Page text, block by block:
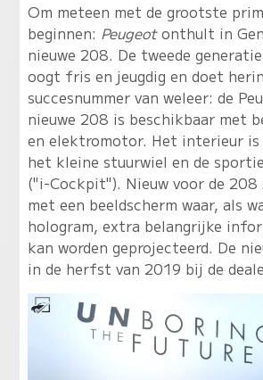
Om meteen met de grootste
beginnen: Peugeotonthult in
nieuwe 208. De tweede
oogt fris en jeugdig en doet
succesnummer van weleer: de
nieuwe 208 is beschikbaar met
en elektromotor. Het interieur
het kleine stuurwiel en de
("i-Cockpit"). Nieuw voor de
met een beeldscherm waar, als
hologram, extra belangrijke
kan worden geprojecteerd. De
in de herfst van 2019 bij de